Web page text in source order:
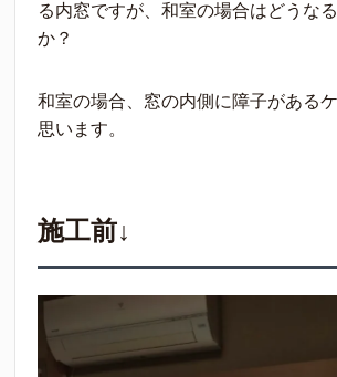
る内窓ですが、和室の場合はどうな
か？
和室の場合、窓の内側に障子がある
思います。
施工前↓